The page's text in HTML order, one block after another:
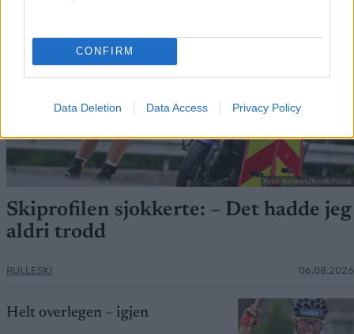
CONFIRM
Data Deletion Data Access Privacy Policy
Foto: Nordnes/NordicFocus
Skiprofilen sjokkerte: – Det hadde jeg
aldri trodd
RULLESKI 06.08.2026
Helt overlegen – igjen